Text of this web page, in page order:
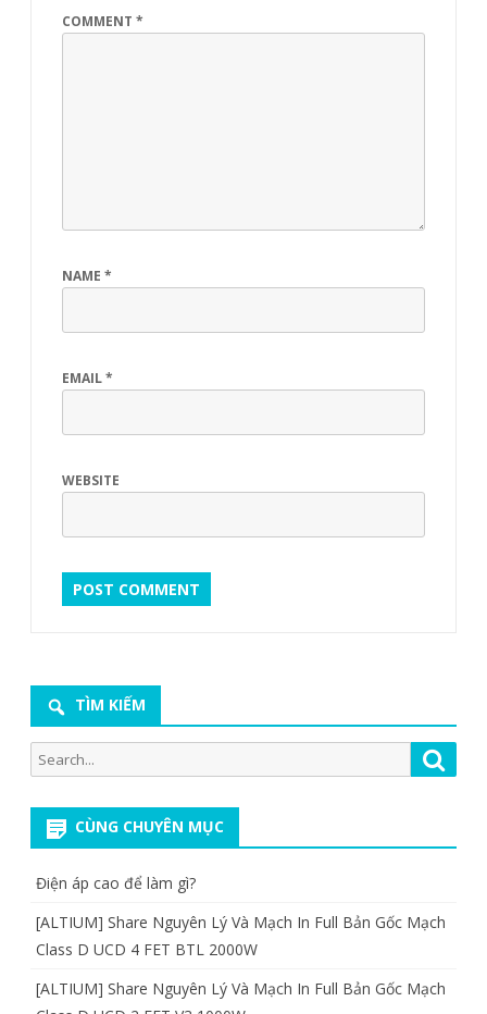
COMMENT *
NAME *
EMAIL*
WEBSITE
TÌM KIẾM
Search
for:
CÙNG CHUYÊN MỤC
Điện áp cao để làm gì?
[ALTIUM] Share Nguyên Lý Và Mạch In Full Bản Gốc Mạch
Class D UCD 4 FET BTL 2000W
[ALTIUM] Share Nguyên Lý Và Mạch In Full Bản Gốc Mạch